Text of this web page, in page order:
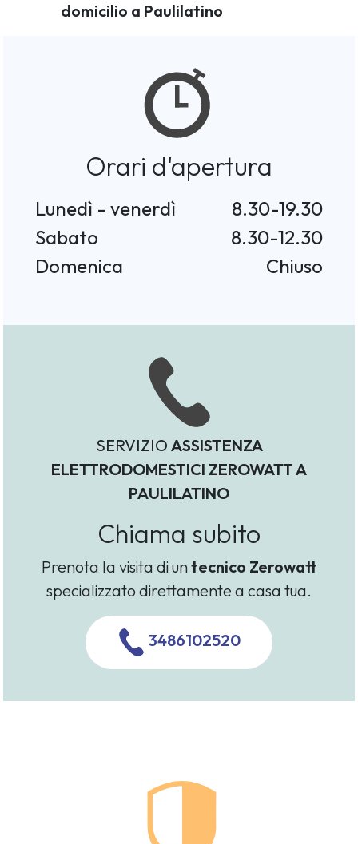
domicilio a Paulilatino
Orari d'apertura
Lunedì - venerdì
8.30-19.30
Sabato
8.30-12.30
Domenica
Chiuso
SERVIZIO ASSISTENZA
ELETTRODOMESTICI ZEROWATT A
PAULILATINO
Chiama subito
Prenota la visita di untecnico Zerowatt
specializzato direttamente a casa tua.
3486102520